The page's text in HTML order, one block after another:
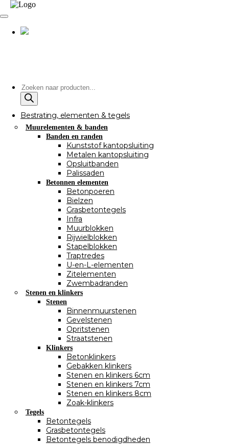
Producten
zoeken
Bestrating, elementen & tegels
Muurelementen & banden
Banden en randen
Kunststof kantopsluiting
Metalen kantopsluiting
Opsluitbanden
Palissaden
Betonnen elementen
Betonpoeren
Bielzen
Grasbetontegels
Infra
Muurblokken
Rijwielblokken
Stapelblokken
Traptredes
U-en-L-elementen
Zitelementen
Zwembadranden
Stenen en klinkers
Stenen
Binnenmuurstenen
Gevelstenen
Opritstenen
Straatstenen
Klinkers
Betonklinkers
Gebakken klinkers
Stenen en klinkers 6cm
Stenen en klinkers 7cm
Stenen en klinkers 8cm
Zoak-klinkers
Tegels
Betontegels
Grasbetontegels
Betontegels benodigdheden